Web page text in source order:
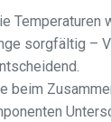
Temperaturen
sorgfältig –
beim